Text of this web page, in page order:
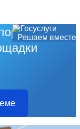
Решаем вместе